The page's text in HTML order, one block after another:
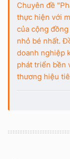
Chuyên đề
thực hiện với
của cộng
nhỏ bé nhất.
doanh nghiệp
phát triển bền
thương hiệu